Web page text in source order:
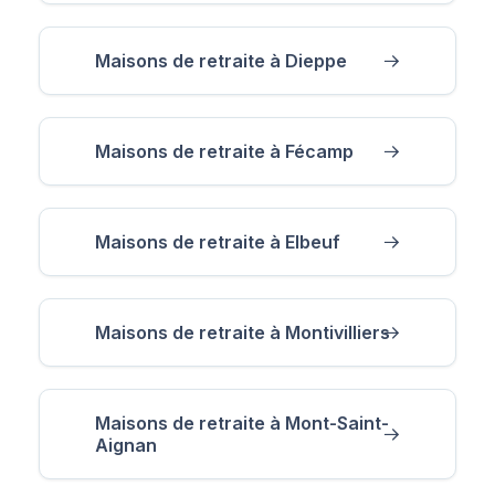
Maisons de retraite à Dieppe
Maisons de retraite à Fécamp
Maisons de retraite à Elbeuf
Maisons de retraite à Montivilliers
Maisons de retraite à Mont-Saint-
Aignan